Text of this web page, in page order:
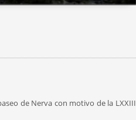
de Nerva con motivo de la LXXIII